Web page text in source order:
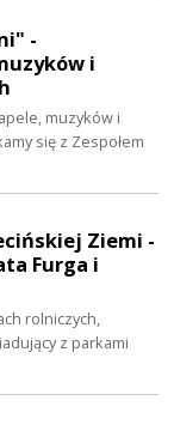
-
i
muzyków i
się z Zespołem
Ziemi -
Furga i
rolniczych,
z parkami